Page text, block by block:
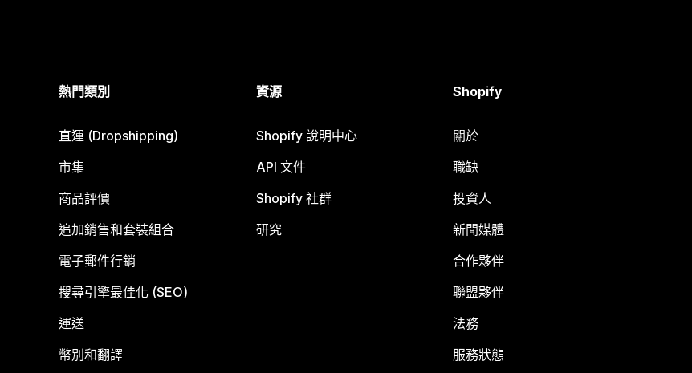
熱門類別
直運 (Dropshipping)
市集
商品評價
追加銷售和套裝組合
電子郵件行銷
搜尋引擎最佳化 (SEO)
運送
幣別和翻譯
資源
Shopify 說明中心
API 文件
Shopify 社群
研究
Shopify
關於
職缺
投資人
新聞媒體
合作夥伴
聯盟夥伴
法務
服務狀態